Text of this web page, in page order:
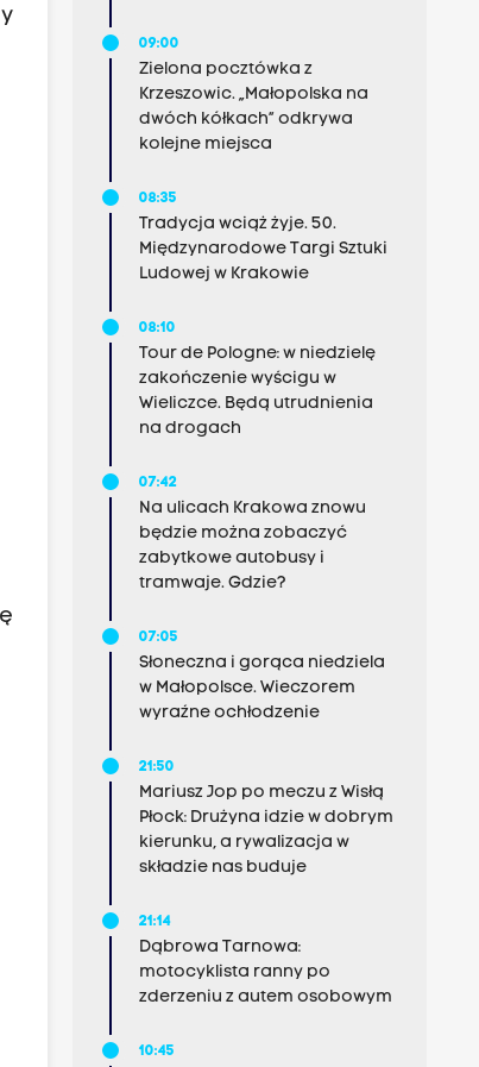
09:00
Zielona pocztówka z
Krzeszowic. „Małopolska na
dwóch kółkach” odkrywa
kolejne miejsca
08:35
Tradycja wciąż żyje. 50.
Międzynarodowe Targi Sztuki
Ludowej w Krakowie
08:10
Tour de Pologne: w niedzielę
zakończenie wyścigu w
Wieliczce. Będą utrudnienia
na drogach
07:42
Na ulicach Krakowa znowu
będzie można zobaczyć
zabytkowe autobusy i
tramwaje. Gdzie?
07:05
Słoneczna i gorąca niedziela
w Małopolsce. Wieczorem
wyraźne ochłodzenie
21:50
Mariusz Jop po meczu z Wisłą
Płock: Drużyna idzie w dobrym
kierunku, a rywalizacja w
składzie nas buduje
21:14
Dąbrowa Tarnowa:
motocyklista ranny po
zderzeniu z autem osobowym
10:45